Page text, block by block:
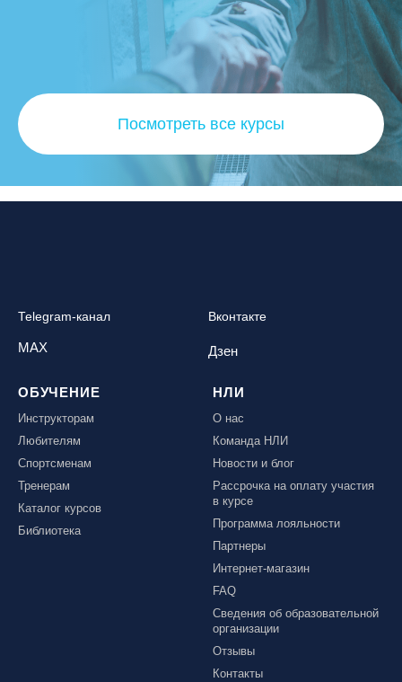
Посмотреть все курсы
Telegram-канал Вконтакте
MAX Дзен
ОБУЧЕНИЕ
Инструкторам
Любителям
Спортсменам
Тренерам
Каталог курсов
Библиотека
НЛИ
О нас
Команда НЛИ
Новости и блог
Рассрочка на оплату участия
в курсе
Программа лояльности
Партнеры
Интернет-магазин
FAQ
Сведения об образовательной
организации
Отзывы
Контакты